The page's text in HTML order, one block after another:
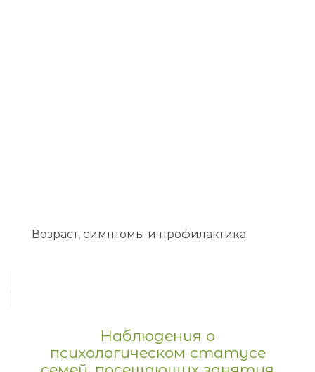
Возраст, симптомы и профилактика.
Наблюдения о
психологическом статусе